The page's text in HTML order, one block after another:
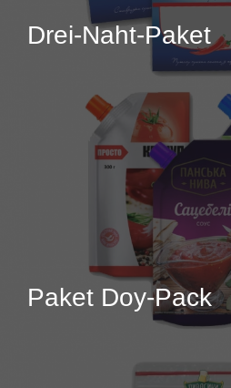
Drei-Naht-Paket
Paket Doy-Pack